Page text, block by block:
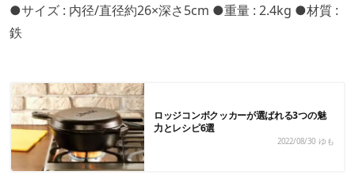
●サイズ : 内径/直径約26×深さ5cm ●重量 : 2.4kg ●材質 :
鉄
ロッジコンボクッカーが選ばれる3つの魅
力とレシピ6選
2022/08/30 ゆも